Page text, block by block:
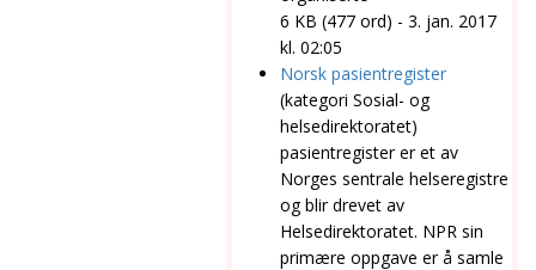
6 KB (477 ord) - 3. jan. 2017
kl. 02:05
Norsk pasientregister
(kategori Sosial- og
helsedirektoratet)
pasientregister er et av
Norges sentrale helseregistre
og blir drevet av
Helsedirektoratet. NPR sin
primære oppgave er å samle